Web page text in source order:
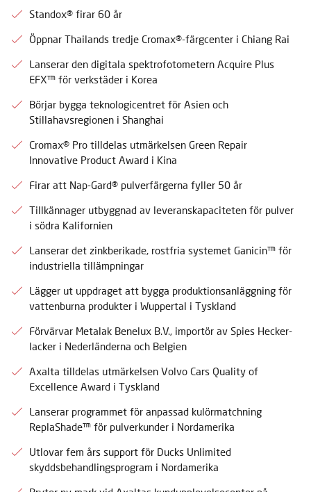
Standox® firar 60 år
Öppnar Thailands tredje Cromax®-färgcenter i Chiang Rai
Lanserar den digitala spektrofotometern Acquire Plus
EFX™ för verkstäder i Korea
Börjar bygga teknologicentret för Asien och
Stillahavsregionen i Shanghai
Cromax® Pro tilldelas utmärkelsen Green Repair
Innovative Product Award i Kina
Firar att Nap-Gard® pulverfärgerna fyller 50 år
Tillkännager utbyggnad av leveranskapaciteten för pulver
i södra Kalifornien
Lanserar det zinkberikade, rostfria systemet Ganicin™ för
industriella tillämpningar
Lägger ut uppdraget att bygga produktionsanläggning för
vattenburna produkter i Wuppertal i Tyskland
Förvärvar Metalak Benelux B.V., importör av Spies Hecker-
lacker i Nederländerna och Belgien
Axalta tilldelas utmärkelsen Volvo Cars Quality of
Excellence Award i Tyskland
Lanserar programmet för anpassad kulörmatchning
ReplaShade™ för pulverkunder i Nordamerika
Utlovar fem års support för Ducks Unlimited
skyddsbehandlingsprogram i Nordamerika